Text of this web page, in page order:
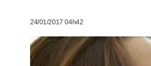
24/01/2017 04h42